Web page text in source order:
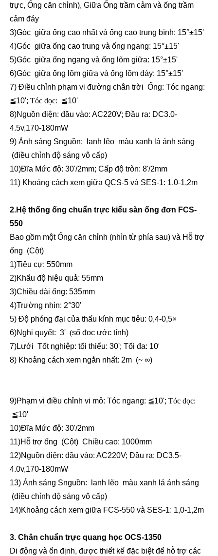
trực, Ống căn chỉnh), Giữa Ống trầm cảm và ống trầm
cảm đáy
3)Góc giữa ống cao nhất và ống cao trung bình: 15°±15'
4)Góc giữa ống cao trung và ống ngang: 15°±15'
5)Góc giữa ống ngang và ống lõm giữa: 15°±15'
6)Góc giữa ống lõm giữa và ống lõm đáy: 15°±15'
7) Điều chỉnh phạm vi đường chân trời Ống: Tóc ngang:
≦10'; Tóc dọc: ≦10'
8)Nguồn điện: đầu vào: AC220V; Đầu ra: DC3.0-
4.5v,170-180mW
9) Ánh sáng Snguồn: lạnh lẽo màu xanh lá ánh sáng
(điều chỉnh độ sáng vô cấp)
10)Đĩa Mức độ: 30'/2mm; Cấp độ tròn: 8'/2mm
11) Khoảng cách xem giữa QCS-5 và SES-1: 1,0-1,2m
2.Hệ thống ống chuẩn trực kiểu sàn ống đơn FCS-
550
Bao gồm một Ống căn chỉnh (nhìn từ phía sau) và Hỗ trợ
ống (Cột)
1)Tiêu cự: 550mm
2)Khẩu độ hiệu quả: 55mm
3)Chiều dài ống: 535mm
4)Trường nhìn: 2°30'
5) Độ phóng đại của thấu kính mục tiêu: 0,4-0,5×
6)Nghị quyết: 3' (số đọc ước tính)
7)Lưới Tốt nghiệp: tối thiểu: 30'; Tối đa: 10'
8) Khoảng cách xem ngắn nhất: 2m (~ ∞)
9)Phạm vi điều chỉnh vi mô: Tóc ngang: ≦10'; Tóc dọc:
≦10'
10)Đĩa Mức độ: 30'/2mm
11)Hỗ trợ ống (Cột) Chiều cao: 1000mm
12)Nguồn điện: đầu vào: AC220V; Đầu ra: DC3.5-
4.0v,170-180mW
13) Ánh sáng Snguồn: lạnh lẽo màu xanh lá ánh sáng
(điều chỉnh độ sáng vô cấp)
14)Khoảng cách xem giữa FCS-550 và SES-1: 1,0-1,2m
3. Chân chuẩn trực quang học OCS-1350
Di động và ổn định, được thiết kế đặc biệt để hỗ trợ các